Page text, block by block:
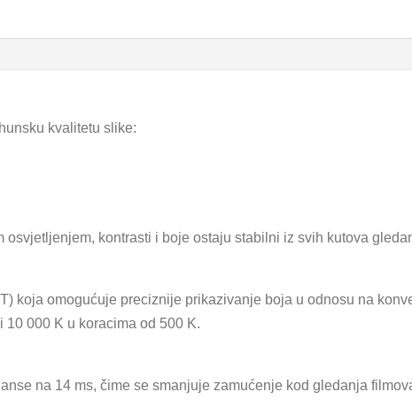
kvalitetu slike:
kontrasti i boje ostaju stabilni iz svih kutova
koja omogućuje preciznije prikazivanje boja u odnosu na
000 K u koracima od 500 K.
na 14 ms, čime se smanjuje zamućenje kod gledanja